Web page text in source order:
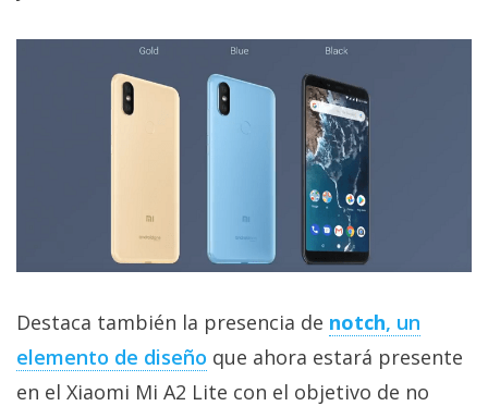
apps,
comparativas,
trucos y
tutoriales.
Destaca también la presencia de notch, un
elemento de diseño que ahora estará presente
en el Xiaomi Mi A2 Lite con el objetivo de no